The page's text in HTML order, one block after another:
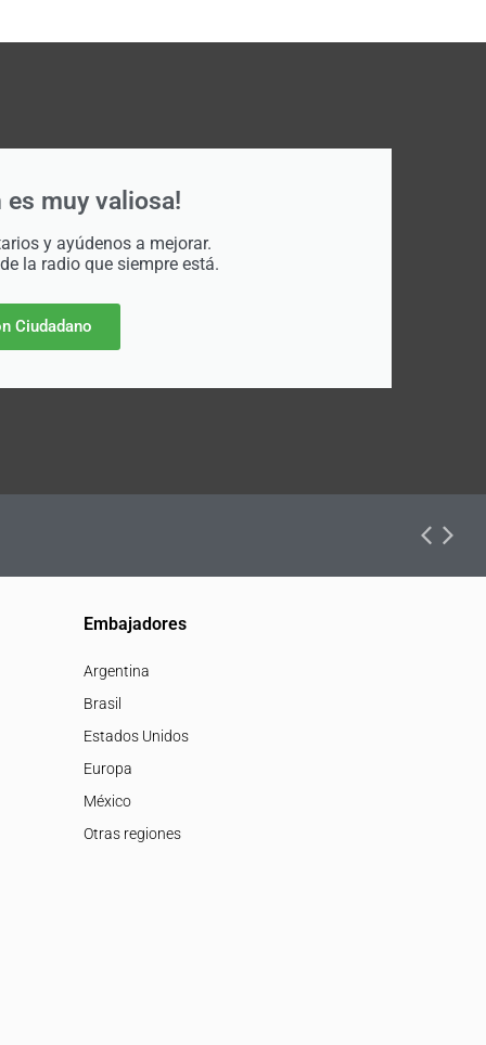
es muy valiosa!
y ayúdenos a mejorar.
la radio que siempre está.
Ciudadano
Embajadores
Argentina
Brasil
Estados Unidos
Europa
México
Otras regiones